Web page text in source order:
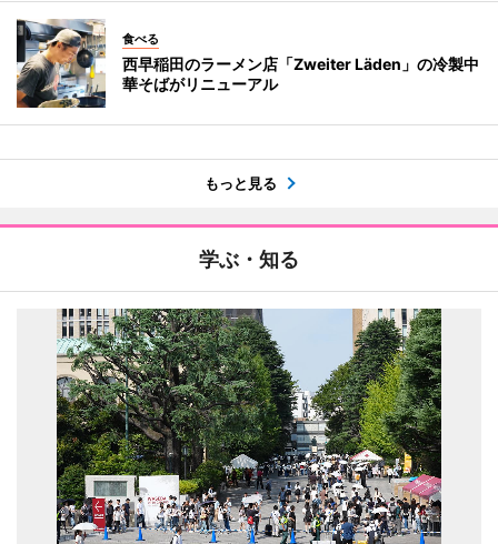
食べる
西早稲田のラーメン店「Zweiter Läden」の冷製中
華そばがリニューアル
もっと見る
学ぶ・知る